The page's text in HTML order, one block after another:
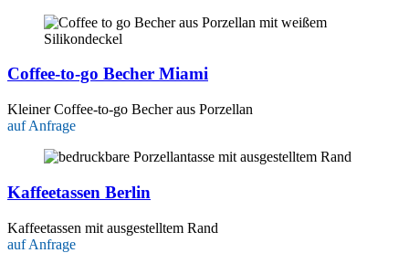
Coffee-to-go Becher Miami
Kleiner Coffee-to-go Becher aus Porzellan
auf Anfrage
Kaffeetassen Berlin
Kaffeetassen mit ausgestelltem Rand
auf Anfrage